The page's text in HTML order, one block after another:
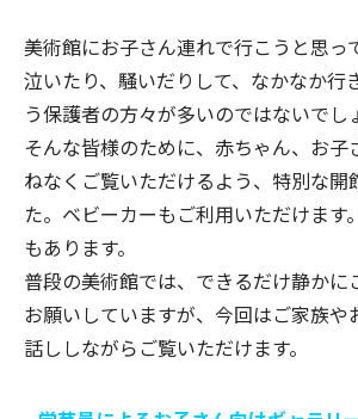
美術館にお子さん連れで行こうと思っ
泣いたり、騒いだりして、なかなか行
う保護者の方々が多いのではないでし
そんな皆様のために、赤ちゃん、お子
ねなくご覧いただけるよう、特別な開
た。ベビーカーもご利用いただけます
もあります。
普段の美術館では、できるだけ静かに
お願いしていますが、今回はご家族や
話ししながらご覧いただけます。